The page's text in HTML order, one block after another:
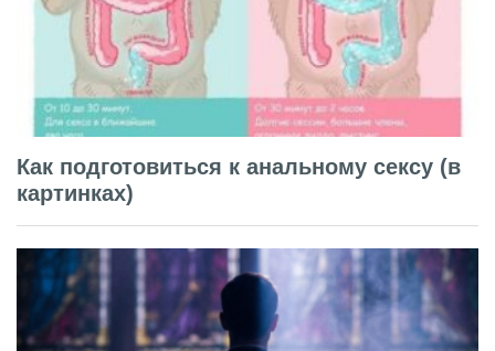
Как подготовиться к анальному сексу (в
картинках)